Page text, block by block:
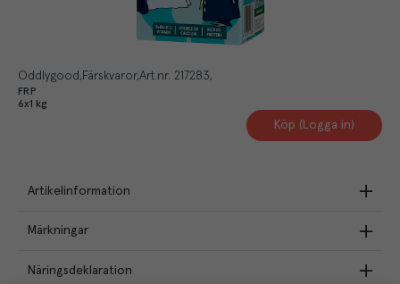
Oddlygood Färskvaror Art.nr. 217283
FRP
6x1 kg
Köp (Logga in)
Artikelinformation
Märkningar
Näringsdeklaration